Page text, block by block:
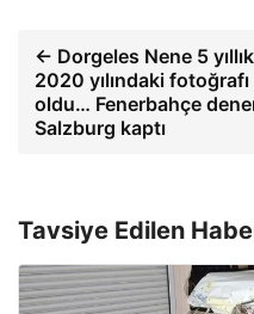
← Dorgeles Nene 5
2020 yılındaki
oldu… Fenerbahçe
Salzburg kaptı
Tavsiye Edilen